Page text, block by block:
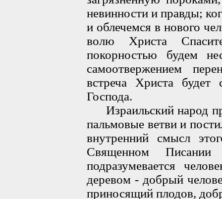
невинности и правды;
и облечемся в нового
волю Христа
покорностью будем
самоотвержением
встреча Христа
Господа.
Израильский народ
пальмовые ветви и
внутренний смысл
Священном
подразумевается
деревом - добрый
приносящий плодов,